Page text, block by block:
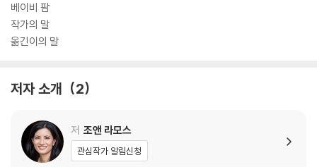
소설 속 ‘골든 오크스 농장’은 뉴욕주 북부의 한적한 전원에 자리 잡은 대리
모들을 위한 최고급 리조트다. 전담 의사, 간호사, 영양사, 마사지사, 트레
9개월간 자신의 몸을 빌려주는 대가로 매월 돈을 받고, 무사히 건강한 아
계약을 맺는다. 베일에 싸인 고객들은 최상위 부자들이다. 이곳에 들어온
가난한 필리핀 이민자이자 싱글맘인 제인, 그녀의 룸메이트인 순진한 백인
이상주의자 레이건, 골든 오크스를 총괄하는 중국계 혼혈인 메이, 제인의
베이비 팜
작가의 말
옮긴이의 말
저자 소개 2
저 조앤 라모스
관심작가 알림신청